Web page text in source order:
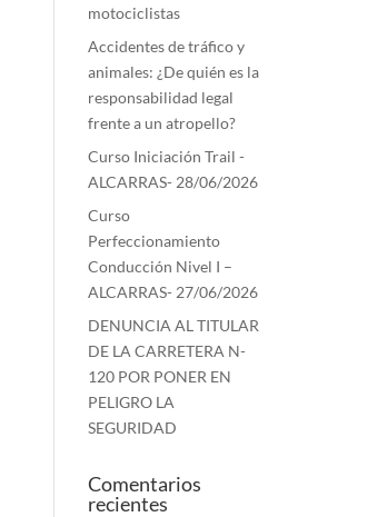
motociclistas
Accidentes de tráfico y
animales: ¿De quién es la
responsabilidad legal
frente a un atropello?
Curso Iniciación Trail -
ALCARRAS- 28/06/2026
Curso
Perfeccionamiento
Conducción Nivel I –
ALCARRAS- 27/06/2026
DENUNCIA AL TITULAR
DE LA CARRETERA N-
120 POR PONER EN
PELIGRO LA
SEGURIDAD
Comentarios
recientes